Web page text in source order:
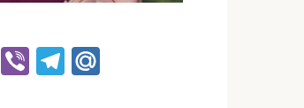
Odnoklassniki
ViberTelegram